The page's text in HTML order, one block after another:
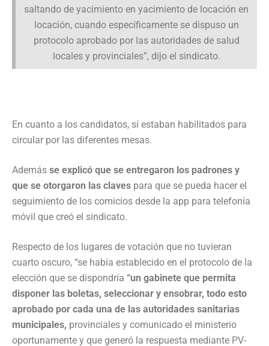
saltando de yacimiento en yacimiento de locación en
locación, cuando específicamente se dispuso un
protocolo aprobado por las autoridades de salud
locales y provinciales”, dijo el sindicato.
En cuanto a los candidatos, sí estaban habilitados para
circular por las diferentes mesas.
Además se explicó que se entregaron los padrones y
que se otorgaron las claves para que se pueda hacer el
seguimiento de los comicios desde la app para telefonía
móvil que creó el sindicato.
Respecto de los lugares de votación que no tuvieran
cuarto oscuro, “se había establecido en el protocolo de la
elección que se dispondría “un gabinete que permita
disponer las boletas, seleccionar y ensobrar, todo esto
aprobado por cada una de las autoridades sanitarias
municipales, provinciales y comunicado el ministerio
oportunamente y que generó la respuesta mediante PV-